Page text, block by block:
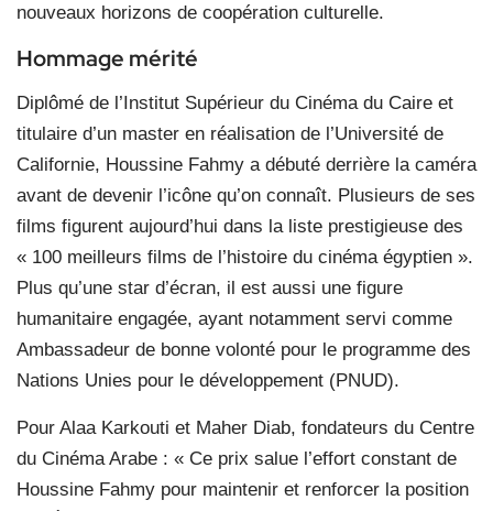
nouveaux horizons de coopération culturelle.
Hommage mérité
Diplômé de l’Institut Supérieur du Cinéma du Caire et
titulaire d’un master en réalisation de l’Université de
Californie, Houssine Fahmy a débuté derrière la caméra
avant de devenir l’icône qu’on connaît. Plusieurs de ses
films figurent aujourd’hui dans la liste prestigieuse des
« 100 meilleurs films de l’histoire du cinéma égyptien ».
Plus qu’une star d’écran, il est aussi une figure
humanitaire engagée, ayant notamment servi comme
Ambassadeur de bonne volonté pour le programme des
Nations Unies pour le développement (PNUD).
Pour Alaa Karkouti et Maher Diab, fondateurs du Centre
du Cinéma Arabe : « Ce prix salue l’effort constant de
Houssine Fahmy pour maintenir et renforcer la position